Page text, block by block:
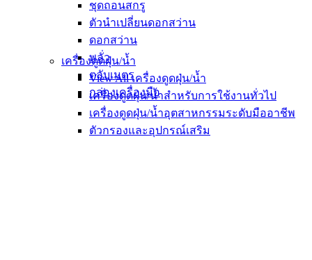
ชุดถอนสกรู
ตัวนำเปลี่ยนดอกสว่าน
ดอกสว่าน
พลั่ว
ตลับเมตร
กล่องเครื่องมือ
เครื่องดูดฝุ่น/น้ำ
View All เครื่องดูดฝุ่น/น้ำ
เครื่องดูดฝุ่น/น้ำสำหรับการใช้งานทั่วไป
เครื่องดูดฝุ่น/น้ำอุตสาหกรรมระดับมืออาชีพ
ตัวกรองและอุปกรณ์เสริม